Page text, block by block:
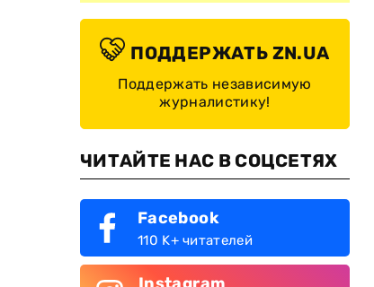
ПОДДЕРЖАТЬ ZN.UA
Поддержать независимую
журналистику!
ЧИТАЙТЕ НАС В СОЦСЕТЯХ
Facebook
110 K+ читателей